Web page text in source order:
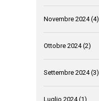
Novembre 2024(4)
Ottobre 2024(2)
Settembre 2024(3)
Luglio 2024(1)